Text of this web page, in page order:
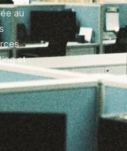
au
et